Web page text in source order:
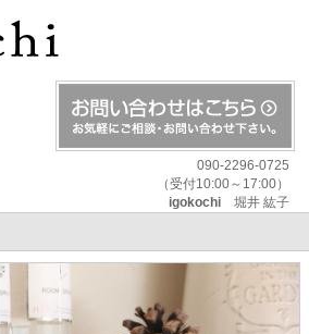
090-2296-0725
（受付10:00～17:00）
igokochi堀井 紘子